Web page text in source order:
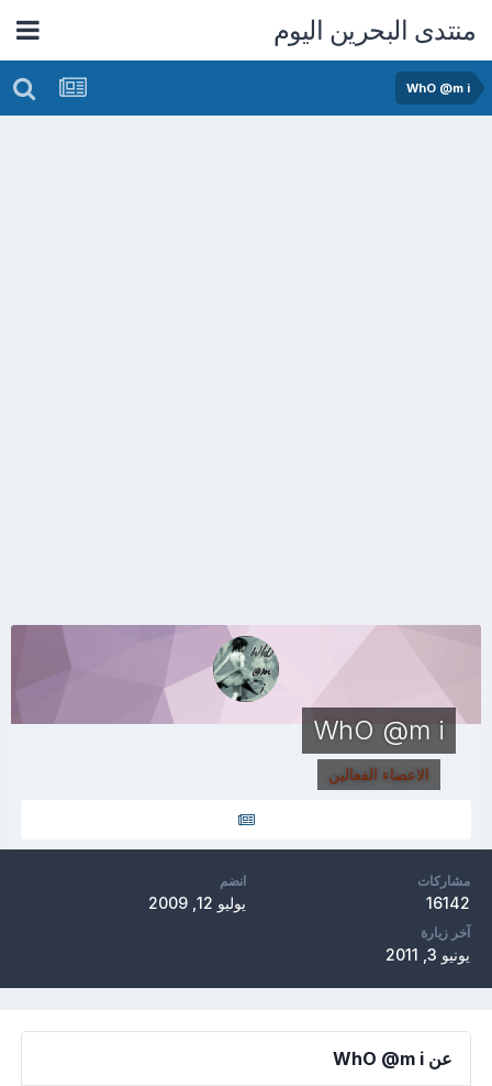
منتدى البحرين اليوم
WhO @m i
WhO @m i
الاعضاء الفعالين
مشاركات
16142
انضم
يوليو 12, 2009
آخر زيارة
يونيو 3, 2011
عن WhO @m i